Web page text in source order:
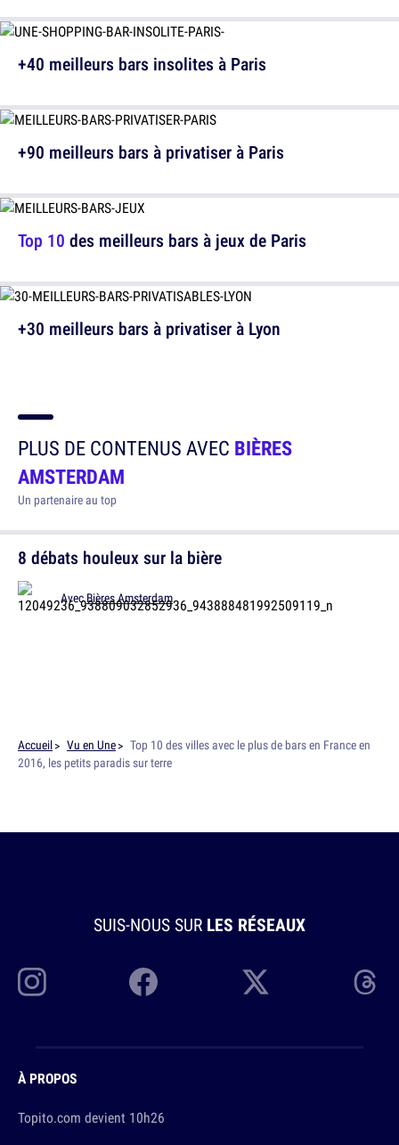
+90 meilleurs bars à privatiser à Paris
+30 meilleurs bars à privatiser à Lyon
+40 meilleurs bars insolites à Paris
Top 10 des meilleurs bars à jeux de Paris
PLUS DE CONTENUS AVEC BIÈRES
AMSTERDAM
Un partenaire au top
8 débats houleux sur la bière
AvecBières Amsterdam
Accueil Vu en Une
Top 10 des villes avec le plus de bars en France en
2016, les petits paradis sur terre
SUIS-NOUS SUR LES RÉSEAUX
À PROPOS
Topito.com devient 10h26